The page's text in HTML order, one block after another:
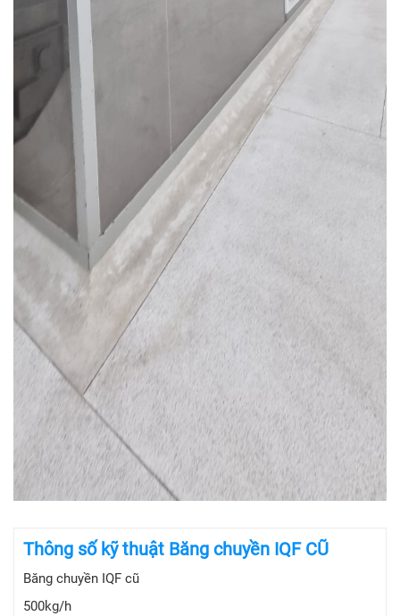
Thông số kỹ thuật Băng chuyền IQF CŨ
Băng chuyền IQF cũ
500kg/h